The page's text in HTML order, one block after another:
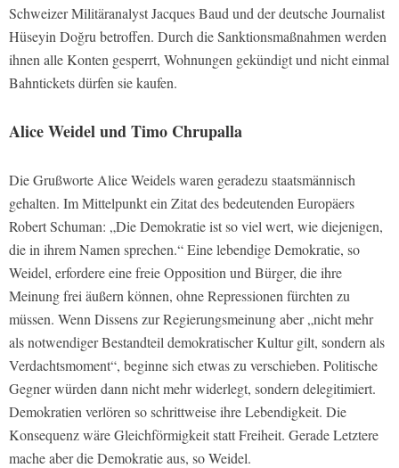
Schweizer Militäranalyst Jacques Baud und der deutsche Journalist
Hüseyin Doğru betroffen. Durch die Sanktionsmaßnahmen werden
ihnen alle Konten gesperrt, Wohnungen gekündigt und nicht einmal
Bahntickets dürfen sie kaufen.
Alice Weidel und Timo Chrupalla
Die Grußworte Alice Weidels waren geradezu staatsmännisch
gehalten. Im Mittelpunkt ein Zitat des bedeutenden Europäers
Robert Schuman: „Die Demokratie ist so viel wert, wie diejenigen,
die in ihrem Namen sprechen.“ Eine lebendige Demokratie, so
Weidel, erfordere eine freie Opposition und Bürger, die ihre
Meinung frei äußern können, ohne Repressionen fürchten zu
müssen. Wenn Dissens zur Regierungsmeinung aber „nicht mehr
als notwendiger Bestandteil demokratischer Kultur gilt, sondern als
Verdachtsmoment“, beginne sich etwas zu verschieben. Politische
Gegner würden dann nicht mehr widerlegt, sondern delegitimiert.
Demokratien verlören so schrittweise ihre Lebendigkeit. Die
Konsequenz wäre Gleichförmigkeit statt Freiheit. Gerade Letztere
mache aber die Demokratie aus, so Weidel.